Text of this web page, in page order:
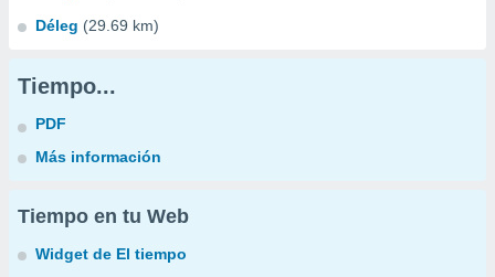
Déleg (29.69 km)
Tiempo...
PDF
Más información
Tiempo en tu Web
Widget de El tiempo